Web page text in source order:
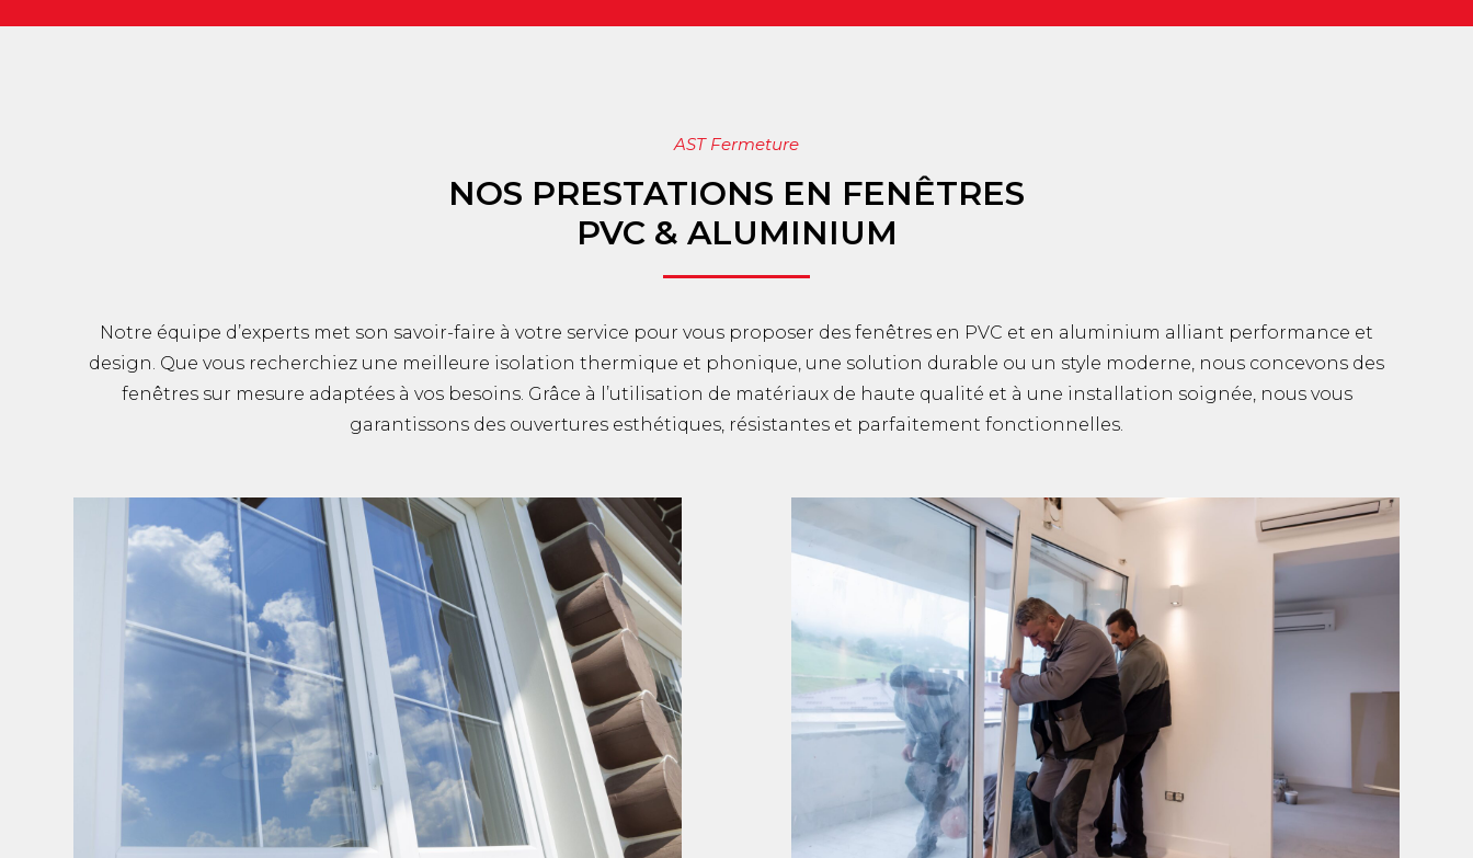
AST Fermeture
NOS PRESTATIONS EN FENÊTRES
PVC & ALUMINIUM
Notre équipe d’experts met son savoir-faire à votre service pour vous proposer des fenêtres en PVC et en aluminium alliant performance et
design. Que vous recherchiez une meilleure isolation thermique et phonique, une solution durable ou un style moderne, nous concevons des
fenêtres sur mesure adaptées à vos besoins. Grâce à l’utilisation de matériaux de haute qualité et à une installation soignée, nous vous
garantissons des ouvertures esthétiques, résistantes et parfaitement fonctionnelles.